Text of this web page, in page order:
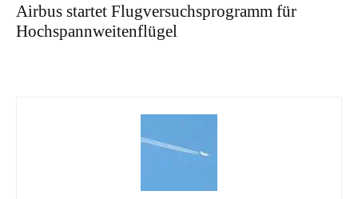
Airbus startet Flugversuchsprogramm für
Hochspannweitenflügel